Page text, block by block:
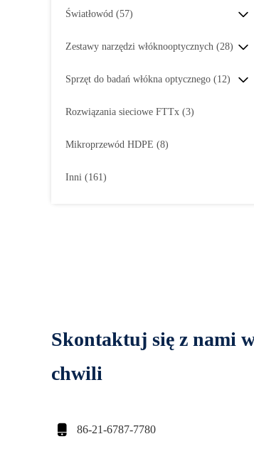
Światłowód (57)
Zestawy narzędzi włóknooptycznych (28)
Sprzęt do badań włókna optycznego (12)
Rozwiązania sieciowe FTTx (3)
Mikroprzewód HDPE (8)
Inni (161)
Skontaktuj się z nami
chwili
 86-21-6787-7780